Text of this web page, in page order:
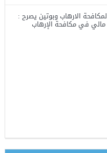
الارهاب وبوتين يصرح :
في مكافحة الإرهاب